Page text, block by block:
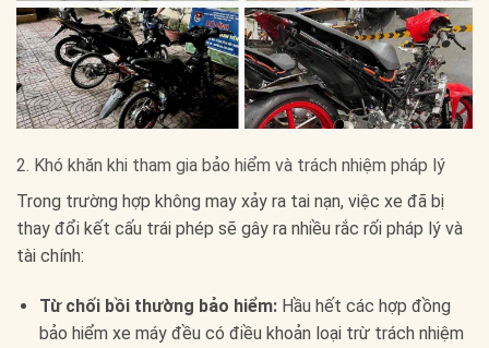
2. Khó khăn khi tham gia bảo hiểm và trách nhiệm pháp lý
Trong trường hợp không may xảy ra tai nạn, việc xe đã bị
thay đổi kết cấu trái phép sẽ gây ra nhiều rắc rối pháp lý và
tài chính:
Từ chối bồi thường bảo hiểm:Hầu hết các hợp đồng
bảo hiểm xe máy đều có điều khoản loại trừ trách nhiệm